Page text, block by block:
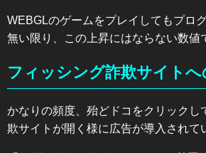
WEBGLのゲームをプレイしてもプロ
無い限り、この上昇にはならない数値
フィッシング詐欺サイトへ
かなりの頻度、殆どドコをクリックし
欺サイトが開く様に広告が導入されて